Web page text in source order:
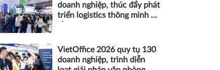
doanh nghiệp, thúc đẩy phát
triển logistics thông minh và
VietOffice 2026 quy tụ 130
doanh nghiệp, trình diễn